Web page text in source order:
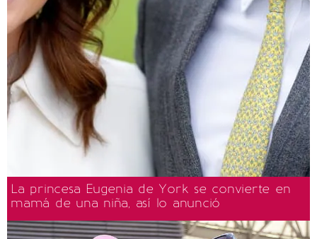
La princesa Eugenia de York se convierte en
mamá de una niña, así lo anunció